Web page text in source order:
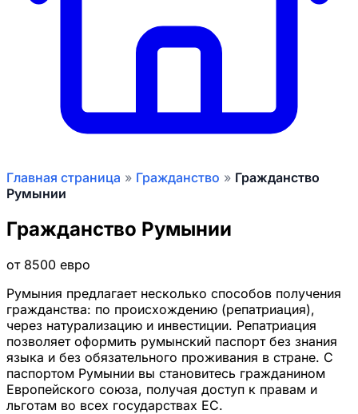
Главная страница » Гражданство » Гражданство
Румынии
Гражданство Румынии
от 8500 евро
Румыния предлагает несколько способов получения
гражданства: по происхождению (репатриация),
через натурализацию и инвестиции. Репатриация
позволяет оформить румынский паспорт без знания
языка и без обязательного проживания в стране. С
паспортом Румынии вы становитесь гражданином
Европейского союза, получая доступ к правам и
льготам во всех государствах ЕС.